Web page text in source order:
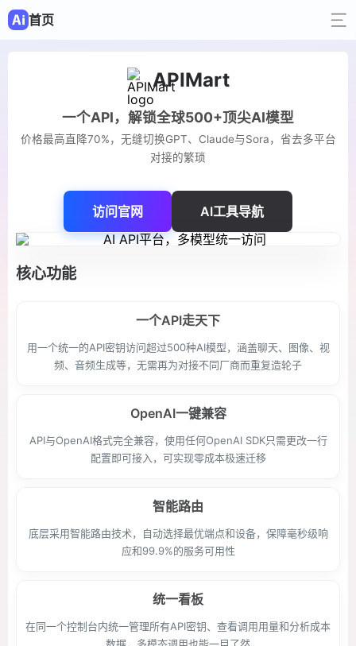
首页
APIMart
一个API，解锁全球500+顶尖AI模型
价格最高直降70%，无缝切换GPT、Claude与Sora，省去多平台
对接的繁琐
访问官网 AI工具导航
核心功能
一个API走天下
用一个统一的API密钥访问超过500种AI模型，涵盖聊天、图像、视
频、音频生成等，无需再为对接不同厂商而重复造轮子
OpenAI一键兼容
API与OpenAI格式完全兼容，使用任何OpenAI SDK只需更改一行
配置即可接入，可实现零成本极速迁移
智能路由
底层采用智能路由技术，自动选择最优端点和设备，保障毫秒级响
应和99.9%的服务可用性
统一看板
在同一个控制台内统一管理所有API密钥、查看调用用量和分析成本